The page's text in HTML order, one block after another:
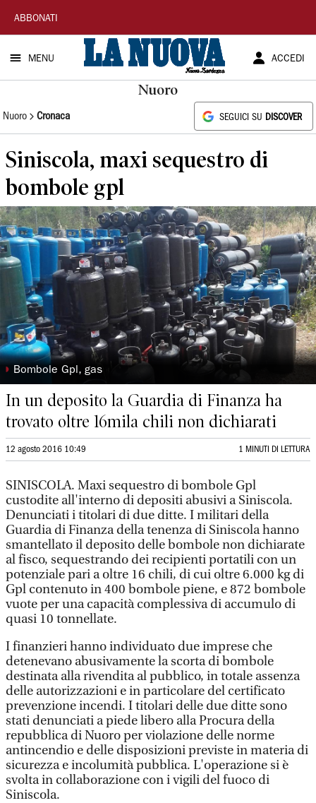
La
Nuova
Sardegna
ABBONATI
MENU ACCEDI
Nuoro
Nuoro Cronaca SEGUICI SU DISCOVER
Siniscola, maxi sequestro di
bombole gpl
◗ Bombole Gpl, gas
In un deposito la Guardia di Finanza ha
trovato oltre 16mila chili non dichiarati
12 agosto 2016 10:49 1 MINUTI DI LETTURA
SINISCOLA. Maxi sequestro di bombole Gpl
custodite all'interno di depositi abusivi a Siniscola.
Denunciati i titolari di due ditte. I militari della
Guardia di Finanza della tenenza di Siniscola hanno
smantellato il deposito delle bombole non dichiarate
al fisco, sequestrando dei recipienti portatili con un
potenziale pari a oltre 16 chili, di cui oltre 6.000 kg di
Gpl contenuto in 400 bombole piene, e 872 bombole
vuote per una capacità complessiva di accumulo di
quasi 10 tonnellate.
I finanzieri hanno individuato due imprese che
detenevano abusivamente la scorta di bombole
destinata alla rivendita al pubblico, in totale assenza
delle autorizzazioni e in particolare del certificato
prevenzione incendi. I titolari delle due ditte sono
stati denunciati a piede libero alla Procura della
repubblica di Nuoro per violazione delle norme
antincendio e delle disposizioni previste in materia di
sicurezza e incolumità pubblica. L'operazione si è
svolta in collaborazione con i vigili del fuoco di
Siniscola.